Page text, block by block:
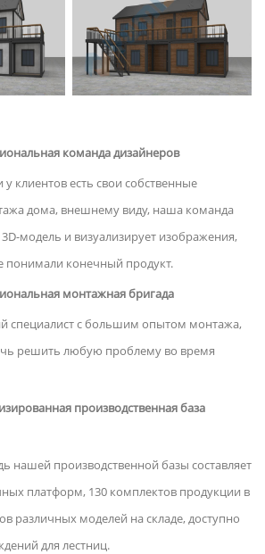
команда дизайнеров
у клиентов есть свои собственные
дома, внешнему виду, наша команда
модель и визуализирует изображения,
понимали конечный продукт.
монтажная бригада
специалист с большим опытом монтажа,
решить любую проблему во время
производственная база
нашей производственной базы составляет
платформ, 130 комплектов продукции в
различных моделей на складе, доступно
для лестниц.